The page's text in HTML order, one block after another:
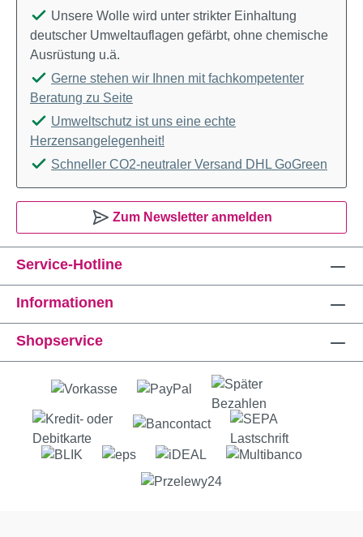
Service-Hotline
Informationen
Shopservice
Unsere Wolle wird unter strikter Einhaltung
deutscher Umweltauflagen gefärbt, ohne chemische
Ausrüstung u.ä.
Gerne stehen wir Ihnen mit fachkompetenter
Beratung zu Seite
Umweltschutz ist uns eine echte
Herzensangelegenheit!
Schneller CO2-neutraler Versand DHL GoGreen
Zum Newsletter anmelden